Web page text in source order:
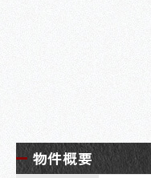
物件概要